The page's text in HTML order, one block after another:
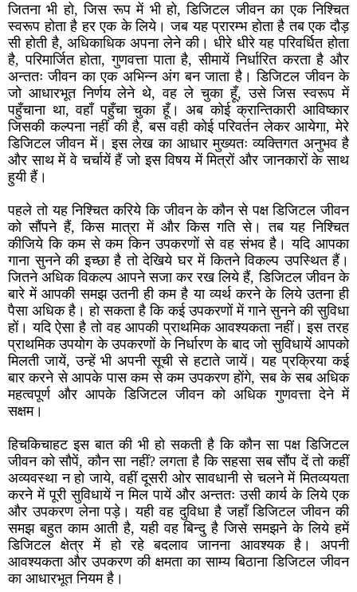
जितना भी हो, जिस रूप में भी हो, डिजिटल जीवन का एक निश्चित
स्वरूप होता है हर एक के लिये। जब यह प्रारम्भ होता है तब एक दौड़
सी होती है, अधिकाधिक अपना लेने की। धीरे धीरे यह परिवर्धित होता
है, परिमार्जित होता, गुणवत्ता पाता है, सीमायें निर्धारित करता है और
अन्ततः जीवन का एक अभिन्न अंग बन जाता है। डिजिटल जीवन के
जो आधारभूत निर्णय लेने थे, वह ले चुका हूँ, उसे जिस स्वरूप में
पहुँचाना था, वहाँ पहुँचा चुका हूँ। अब कोई क्रान्तिकारी आविष्कार
जिसकी कल्पना नहीं की है, बस वही कोई परिवर्तन लेकर आयेगा, मेरे
डिजिटल जीवन में। इस लेख का आधार मुख्यतः व्यक्तिगत अनुभव है
और साथ में वे चर्चायें हैं जो इस विषय में मित्रों और जानकारों के साथ
हुयी हैं।
पहले तो यह निश्चित करिये कि जीवन के कौन से पक्ष डिजिटल जीवन
को सौंपने हैं, किस मात्रा में और किस गति से। तब यह निश्चित
कीजिये कि कम से कम किन उपकरणों से वह संभव है। यदि आपका
गाना सुनने की इच्छा है तो देखिये घर में कितने विकल्प उपस्थित हैं।
जितने अधिक विकल्प आपने सजा कर रख लिये हैं, डिजिटल जीवन के
बारे में आपकी समझ उतनी ही कम है या व्यर्थ करने के लिये उतना ही
पैसा अधिक है। हो सकता है कि कई उपकरणों में गाने सुनने की सुविधा
हों। यदि ऐसा है तो वह आपकी प्राथमिक आवश्यकता नहीं। इस तरह
प्राथमिक उपयोग के उपकरणों के निर्धारण के बाद जो सुविधायें आपको
मिलती जायें, उन्हें भी अपनी सूची से हटाते जायें। यह प्रक्रिया कई
बार करने से आपके पास कम से कम उपकरण होंगे, सब के सब अधिक
महत्वपूर्ण और आपके डिजिटल जीवन को अधिक गुणवत्ता देने में
सक्षम।
हिचकिचाहट इस बात की भी हो सकती है कि कौन सा पक्ष डिजिटल
जीवन को सौपें, कौन सा नहीं? लगता है कि सहसा सब सौंप दें तो कहीं
अव्यवस्था न हो जाये, वहीं दूसरी ओर सावधानी से चलने में मितव्ययता
करने में पूरी सुविधायें न मिल पायें और अन्ततः उसी कार्य के लिये एक
और उपकरण लेना पड़े। यही वह दुविधा है जहाँ डिजिटल जीवन की
समझ बहुत काम आती है, यही वह बिन्दु है जिसे समझने के लिये हमें
डिजिटल क्षेत्र में हो रहे बदलाव जानना आवश्यक है। अपनी
आवश्यकता और उपकरण की क्षमता का साम्य बिठाना डिजिटल जीवन
का आधारभूत नियम है।